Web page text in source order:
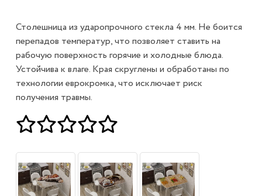
Столешница из ударопрочного стекла 4 мм. Не боится
перепадов температур, что позволяет ставить на
рабочую поверхность горячие и холодные блюда.
Устойчива к влаге. Края скруглены и обработаны по
технологии еврокромка, что исключает риск
получения травмы.